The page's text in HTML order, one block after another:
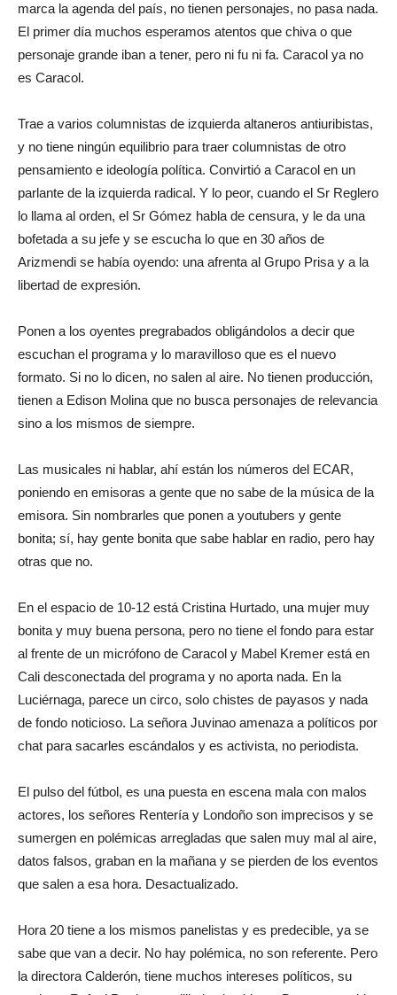
marca la agenda del país, no tienen personajes, no pasa nada.
El primer día muchos esperamos atentos que chiva o que
personaje grande iban a tener, pero ni fu ni fa. Caracol ya no
es Caracol.
Trae a varios columnistas de izquierda altaneros antiuribistas,
y no tiene ningún equilibrio para traer columnistas de otro
pensamiento e ideología política. Convirtió a Caracol en un
parlante de la izquierda radical. Y lo peor, cuando el Sr Reglero
lo llama al orden, el Sr Gómez habla de censura, y le da una
bofetada a su jefe y se escucha lo que en 30 años de
Arizmendi se había oyendo: una afrenta al Grupo Prisa y a la
libertad de expresión.
Ponen a los oyentes pregrabados obligándolos a decir que
escuchan el programa y lo maravilloso que es el nuevo
formato. Si no lo dicen, no salen al aire. No tienen producción,
tienen a Edison Molina que no busca personajes de relevancia
sino a los mismos de siempre.
Las musicales ni hablar, ahí están los números del ECAR,
poniendo en emisoras a gente que no sabe de la música de la
emisora. Sin nombrarles que ponen a youtubers y gente
bonita; sí, hay gente bonita que sabe hablar en radio, pero hay
otras que no.
En el espacio de 10-12 está Cristina Hurtado, una mujer muy
bonita y muy buena persona, pero no tiene el fondo para estar
al frente de un micrófono de Caracol y Mabel Kremer está en
Cali desconectada del programa y no aporta nada. En la
Luciérnaga, parece un circo, solo chistes de payasos y nada
de fondo noticioso. La señora Juvinao amenaza a políticos por
chat para sacarles escándalos y es activista, no periodista.
El pulso del fútbol, es una puesta en escena mala con malos
actores, los señores Rentería y Londoño son imprecisos y se
sumergen en polémicas arregladas que salen muy mal al aire,
datos falsos, graban en la mañana y se pierden de los eventos
que salen a esa hora. Desactualizado.
Hora 20 tiene a los mismos panelistas y es predecible, ya se
sabe que van a decir. No hay polémica, no son referente. Pero
la directora Calderón, tiene muchos intereses políticos, su